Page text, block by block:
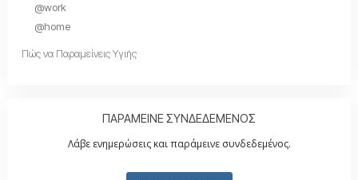
@work
@home
Πώς να Παραμείνεις Υγιής
ΠΑΡΑΜΕΙΝΕ ΣΥΝΔΕΔΕΜΕΝΟΣ
Λάβε ενημερώσεις και παράμεινε συνδεδεμένος.